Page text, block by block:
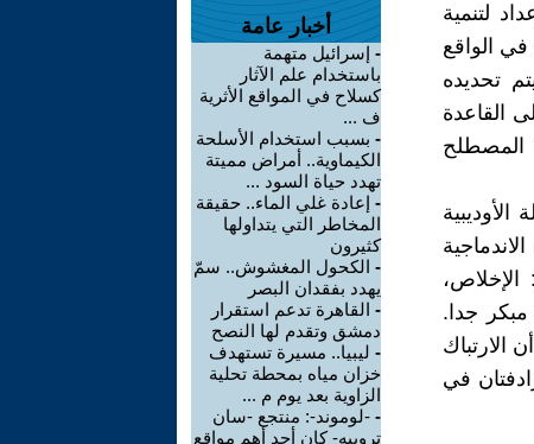
لتنمية
الواقع
تحديده
القاعدة
المصطلح
جدا.
الارتباك
في
أخبار عامة
- إسرائيل متهمة
باستخدام علم الآثار
كسلاح في المواقع الأثرية
ف ...
- بسبب استخدام الأسلحة
الكيماوية.. أمراض مميتة
تهدد حياة السود ...
- إعادة غلي الماء.. حقيقة
المخاطر التي يتداولها
كثيرون
- الكحول المغشوش.. سمّ
يهدد بفقدان البصر
- القاهرة تدعم استقرار
دمشق وتقدم لها النصح
- ليبيا.. مسيرة تستهدف
خزان مياه بمحطة تحلية
الزاوية بعد يوم م ...
- -لوموند-: منتجع -سان
تروبيه- كان أحد أهم مواقع